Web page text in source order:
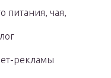
питания, чая,
рекламы